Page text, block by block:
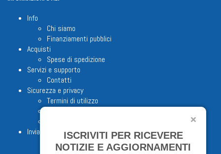
Info
Chi siamo
Finanziamenti pubblici
Acquisti
Spese di spedizione
Servizi e supporto
Contatti
Sicurezza e privacy
Termini di utilizzo
Invia proposta editorialeISCRIVITI PER RICEVERE
NOTIZIE E AGGIORNAMENTI